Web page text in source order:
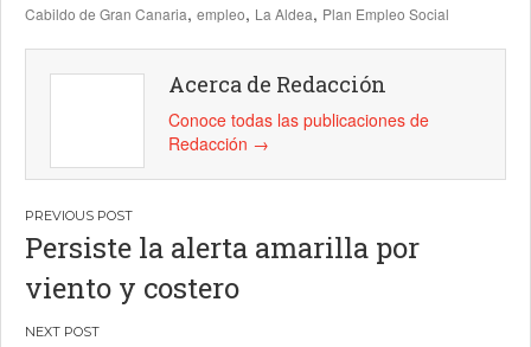
Cabildo de Gran Canaria, empleo, La Aldea, Plan Empleo Social
Acerca de Redacción
Conoce todas las publicaciones de
Redacción →
Navegación
de
entradas
Persiste la alerta amarilla por
viento y costero